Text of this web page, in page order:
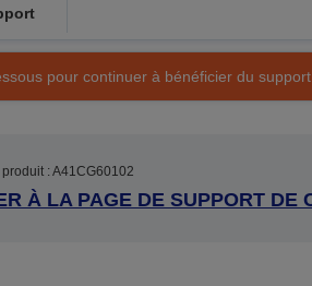
pour continuer à bénéficier du support.
: A41CG60102
À LA PAGE DE SUPPORT DE